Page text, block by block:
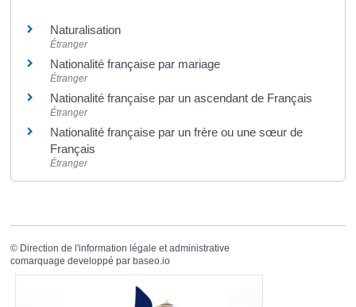
Naturalisation
Étranger
Nationalité française par mariage
Étranger
Nationalité française par un ascendant de Français
Étranger
Nationalité française par un frère ou une sœur de
Français
Étranger
© Direction de l'information légale et administrative
comarquage developpé par baseo.io